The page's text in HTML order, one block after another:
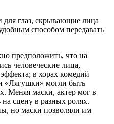
для глаз, скрывающие лица
способом передавать
предположить, что на
человеческие лица,
в хорах комедий
могли быть
Меняя маски, актер мог в
сцену в разных ролях.
но маски позволяли им